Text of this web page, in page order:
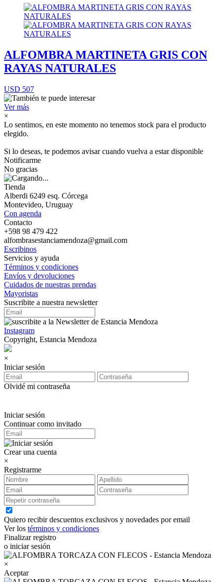
ALFOMBRA MARTINETA GRIS CON
RAYAS NATURALES
USD 507
Ver más
×
Lo sentimos, en este momento no tenemos stock para el producto
elegido.
Si lo deseas, te podemos avisar cuando vuelva a estar disponible
Notificarme
No gracias
Tienda
Alberdi 6249 esq. Córcega
Montevideo, Uruguay
Con agenda
Contacto
+598 98 479 422
alfombrasestanciamendoza@gmail.com
Escribinos
Servicios y ayuda
Términos y condiciones
Envíos y devoluciones
Cuidados de nuestras prendas
Mayoristas
Suscribite a nuestra newsletter
Instagram
Copyright, Estancia Mendoza
×
Iniciar sesión
Olvidé mi contraseña
Iniciar sesión
Continuar como invitado
Crear una cuenta
×
Registrarme
Quiero recibir descuentos exclusivos y novedades por email
Ver los términos y condiciones
Finalizar registro
o iniciar sesión
×
Aceptar